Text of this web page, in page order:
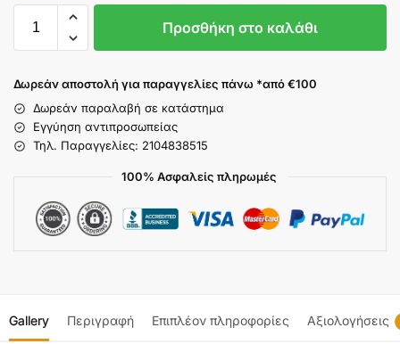
Προσθήκη στο καλάθι
Δωρεάν αποστολή για παραγγελίες πάνω *από €100
Δωρεάν παραλαβή σε κατάστημα
Εγγύηση αντιπροσωπείας
Τηλ. Παραγγελίες: 2104838515
100% Ασφαλείς πληρωμές
Gallery Περιγραφή Επιπλέον πληροφορίες Αξιολογήσεις